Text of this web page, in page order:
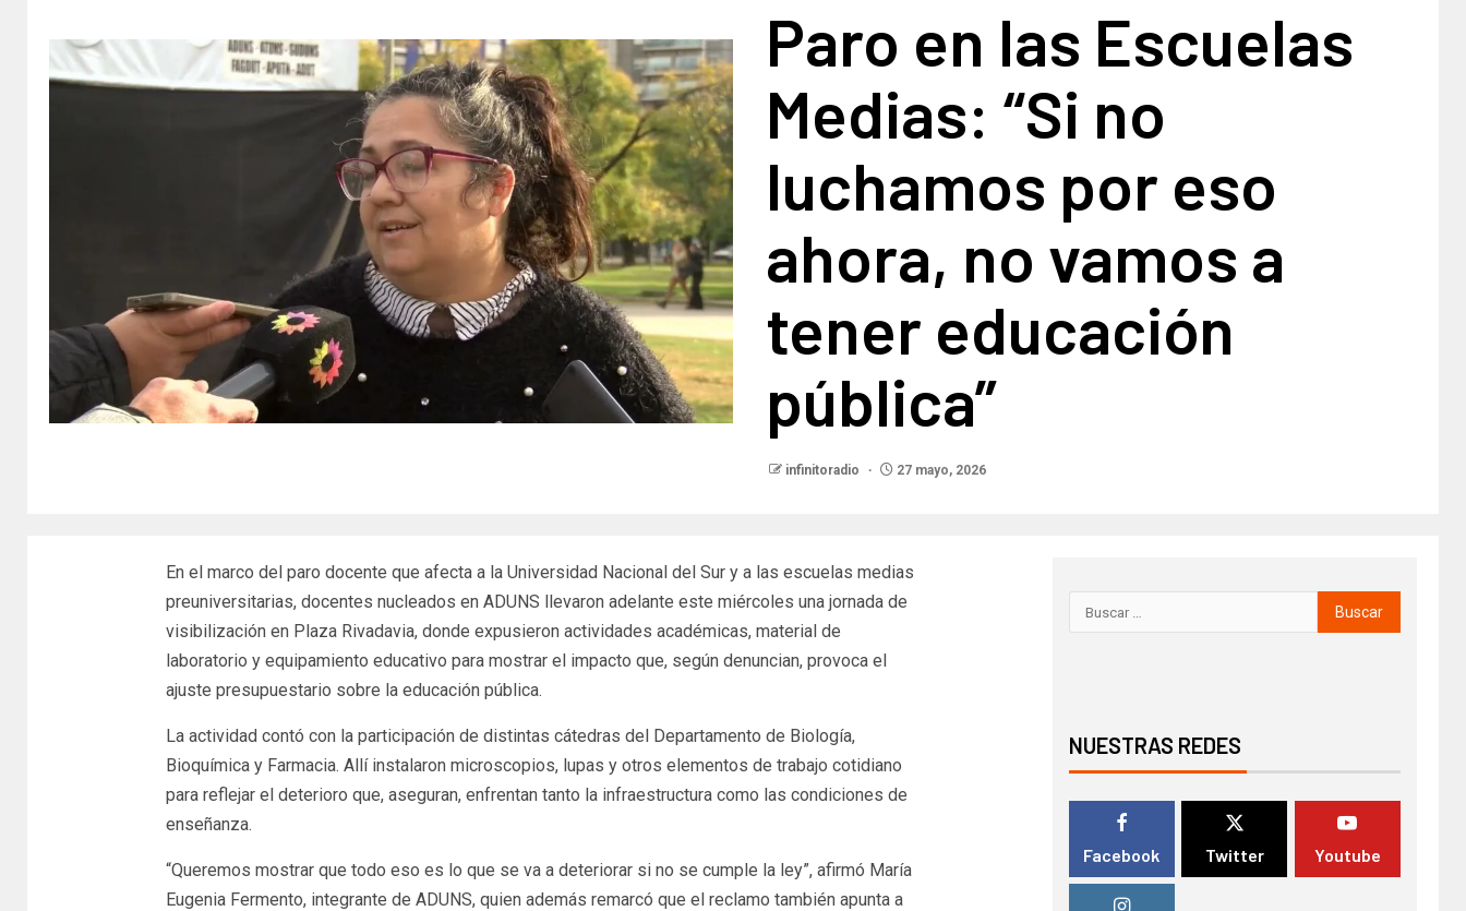
Paro en las Escuelas
Medias: “Si no
luchamos por eso
ahora, no vamos a
tener educación
pública”​
infinitoradio 27 mayo, 2026
En el marco del paro docente que afecta a la Universidad Nacional del Sur y a las escuelas medias
preuniversitarias, docentes nucleados en ADUNS llevaron adelante este miércoles una jornada de
visibilización en Plaza Rivadavia, donde expusieron actividades académicas, material de
laboratorio y equipamiento educativo para mostrar el impacto que, según denuncian, provoca el
ajuste presupuestario sobre la educación pública.
La actividad contó con la participación de distintas cátedras del Departamento de Biología,
Bioquímica y Farmacia. Allí instalaron microscopios, lupas y otros elementos de trabajo cotidiano
para reflejar el deterioro que, aseguran, enfrentan tanto la infraestructura como las condiciones de
enseñanza.
“Queremos mostrar que todo eso es lo que se va a deteriorar si no se cumple la ley”, afirmó María
Eugenia Fermento, integrante de ADUNS, quien además remarcó que el reclamo también apunta a
NUESTRAS REDES
Facebook Twitter Youtube